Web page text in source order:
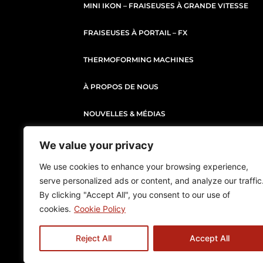
We value your privacy
We use cookies to enhance your browsing experience,
serve personalized ads or content, and analyze our
By clicking "Accept All", you consent to our use of
cookies. Cookie Policy
Reject All Accept All
MINI IKON – FRAISEUSES À GRANDE VITESSE
FRAISEUSES À PORTAIL – FX
THERMOFORMING MACHINES
À PROPOS DE NOUS
NOUVELLES & MÉDIAS
CONTACT